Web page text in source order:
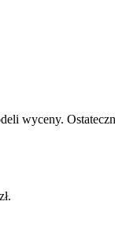
wyceny.